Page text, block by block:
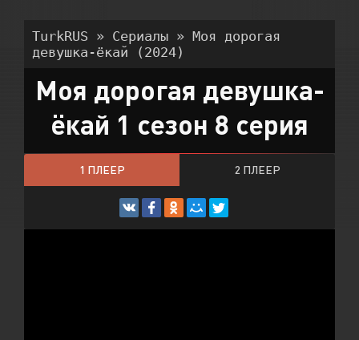
Запомнить
ВОЙТИ НА САЙТ
Регистрация Восстановить пароль
Или войти через
TurkRUS » Сериалы » Моя дорогая
девушка-ёкай (2024)
Моя дорогая девушка-
ёкай 1 сезон 8 серия
1 ПЛЕЕР 2 ПЛЕЕР